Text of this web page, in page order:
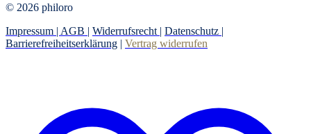
© 2026 philoro
Impressum | AGB | Widerrufsrecht | Datenschutz |
Barrierefreiheitserklärung | Vertrag widerrufen